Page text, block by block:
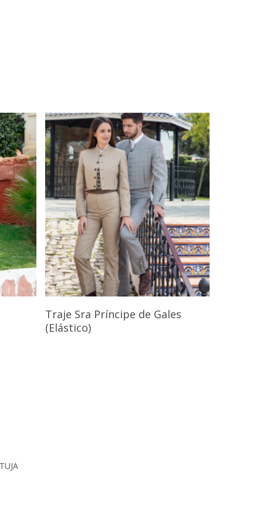
Seleccionar Opciones
Traje Sra Príncipe de Gales
(Elástico)